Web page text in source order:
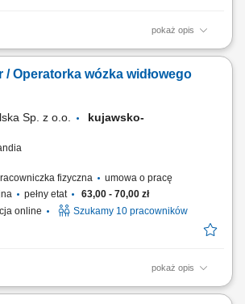
pokaż opis
o ogólny porządek na terenie Resortu
roślin, opróżnianie koszy, utrzymanie
(chodników, alejek), drobne prace
/ Operatorka wózka widłowego
Sp. z o.o.
kujawsko-
fizyczna
umowa o pracę
pełny etat
63,00 - 70,00 zł
online Szukamy 10 pracowników
pokaż opis
Kompletowanie zamówień wózkiem widłowym